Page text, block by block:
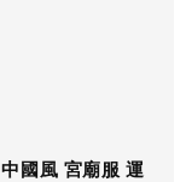
國風 宮廟服 運